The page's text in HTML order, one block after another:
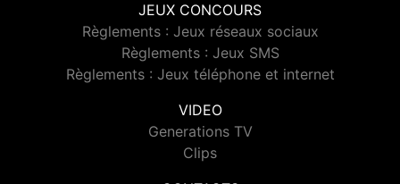
JEUX CONCOURS
Règlements : Jeux réseaux sociaux
Règlements : Jeux SMS
Règlements : Jeux téléphone et internet
VIDEO
Generations TV
Clips